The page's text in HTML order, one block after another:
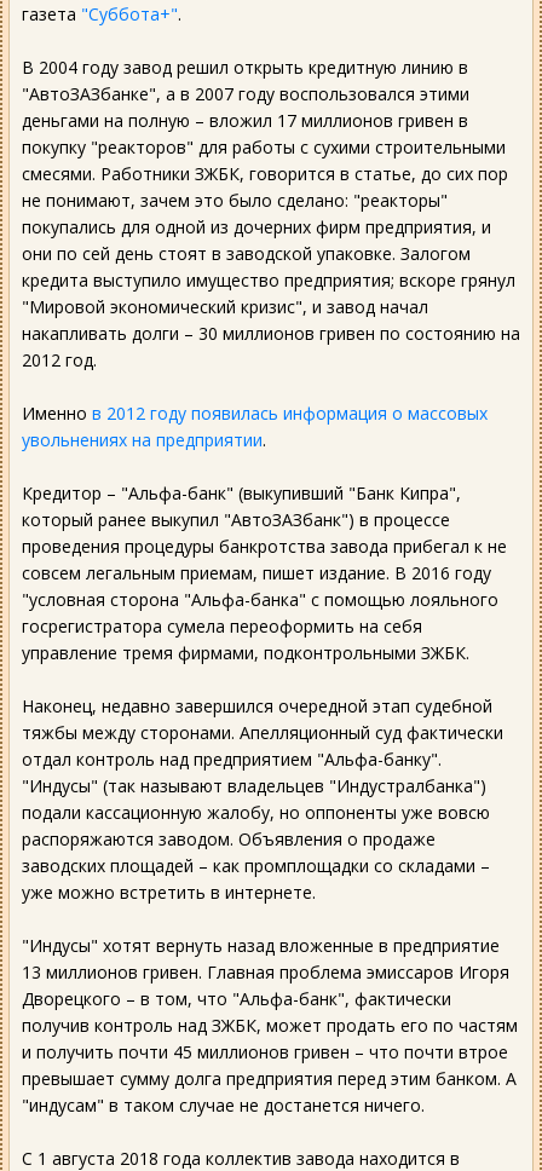
газета "Суббота+".
В 2004 году завод решил открыть кредитную линию в
"АвтоЗАЗбанке", а в 2007 году воспользовался этими
деньгами на полную – вложил 17 миллионов гривен в
покупку "реакторов" для работы с сухими строительными
смесями. Работники ЗЖБК, говорится в статье, до сих пор
не понимают, зачем это было сделано: "реакторы"
покупались для одной из дочерних фирм предприятия, и
они по сей день стоят в заводской упаковке. Залогом
кредита выступило имущество предприятия; вскоре грянул
"Мировой экономический кризис", и завод начал
накапливать долги – 30 миллионов гривен по состоянию на
2012 год.
Именно в 2012 году появилась информация о массовых
увольнениях на предприятии.
Кредитор – "Альфа-банк" (выкупивший "Банк Кипра",
который ранее выкупил "АвтоЗАЗбанк") в процессе
проведения процедуры банкротства завода прибегал к не
совсем легальным приемам, пишет издание. В 2016 году
"условная сторона "Альфа-банка" с помощью лояльного
госрегистратора сумела переоформить на себя
управление тремя фирмами, подконтрольными ЗЖБК.
Наконец, недавно завершился очередной этап судебной
тяжбы между сторонами. Апелляционный суд фактически
отдал контроль над предприятием "Альфа-банку".
"Индусы" (так называют владельцев "Индустралбанка")
подали кассационную жалобу, но оппоненты уже вовсю
распоряжаются заводом. Объявления о продаже
заводских площадей – как промплощадки со складами –
уже можно встретить в интернете.
"Индусы" хотят вернуть назад вложенные в предприятие
13 миллионов гривен. Главная проблема эмиссаров Игоря
Дворецкого – в том, что "Альфа-банк", фактически
получив контроль над ЗЖБК, может продать его по частям
и получить почти 45 миллионов гривен – что почти втрое
превышает сумму долга предприятия перед этим банком. А
"индусам" в таком случае не достанется ничего.
С 1 августа 2018 года коллектив завода находится в